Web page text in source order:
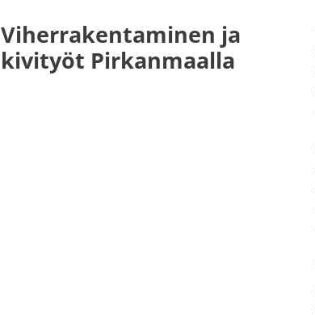
Viherrakentaminen ja
kivityöt Pirkanmaalla